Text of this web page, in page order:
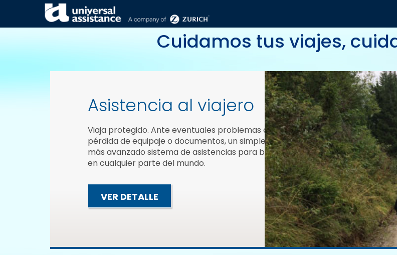
SERVICIOS .
Cuidamos tus viajes,
Asistencia al viajero
Viaja protegido. Ante eventuales problemas de salud, legales,
pérdida de equipaje o documentos, un simple llamado activa el
más avanzado sistema de asistencias para brindarte soluciones
encualquier parte del mundo.
VER DETALLE